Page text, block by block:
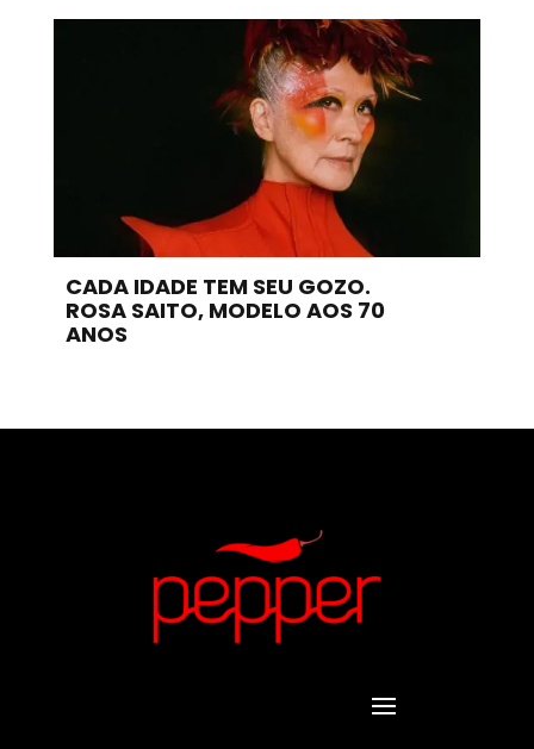
CADA IDADE TEM SEU GOZO.
ROSA SAITO, MODELO AOS 70
ANOS